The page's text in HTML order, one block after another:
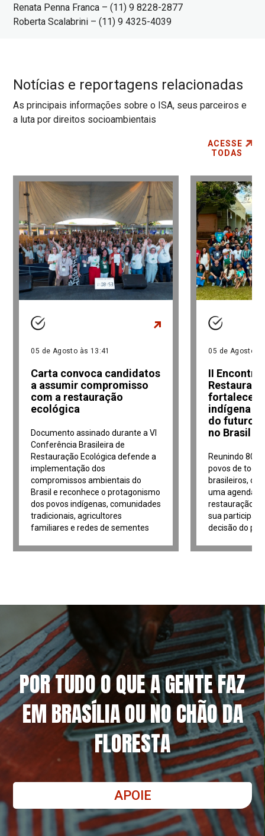
Renata Penna Franca – (11) 9 8228-2877
Roberta Scalabrini – (11) 9 4325-4039
Notícias e reportagens relacionadas
As principais informações sobre o ISA, seus parceiros e
a luta por direitos socioambientais
ACESSE
TODAS
05 de Agosto às 13:41
Carta convoca candidatos
a assumir compromisso
com a restauração
ecológica
Documento assinado durante a VI
Conferência Brasileira de
Restauração Ecológica defende a
implementação dos
compromissos ambientais do
Brasil e reconhece o protagonismo
dos povos indígenas, comunidades
tradicionais, agricultores
familiares e redes de sementes
05 de Agosto
II Encontro
fortalece
indígena
do futuro
no Brasil
Reunindo 80
povos de
brasileiros, o
uma agenda
restauração
sua
decisão do
POR TUDO O QUE A GENTE FAZ
EM BRASÍLIA OU NO CHÃO DA
FLORESTA
APOIE